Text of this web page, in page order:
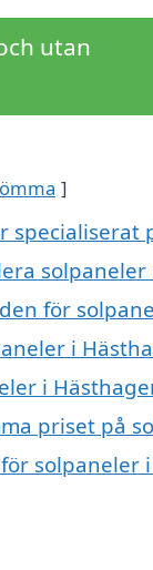
utan
solpaneler
för
i
i
priset på